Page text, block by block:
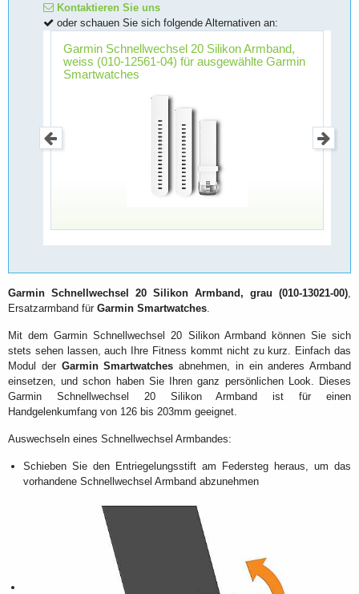
Kontaktieren Sie uns
oder schauen Sie sich folgende Alternativen an:
Garmin Schnellwechsel 20 Silikon Armband,
weiss (010-12561-04) für ausgewählte Garmin
Smartwatches
Garmin Schnellwechsel 20 Silikon Armband, grau (010-13021-00)
Ersatzarmband für Garmin Smartwatches
Mit dem Garmin Schnellwechsel 20 Silikon Armband können Sie sich
stets sehen lassen, auch Ihre Fitness kommt nicht zu kurz. Einfach das
Modul der Garmin Smartwatches abnehmen, in ein anderes Armband
einsetzen, und schon haben Sie Ihren ganz persönlichen Look. Dieses
Garmin Schnellwechsel 20 Silikon Armband ist für einen
Handgelenkumfang von 126 bis 203mm geeignet.
Auswechseln eines Schnellwechsel Armbandes:
Schieben Sie den Entriegelungsstift am Federsteg heraus, um das
vorhandene Schnellwechsel Armband abzunehmen